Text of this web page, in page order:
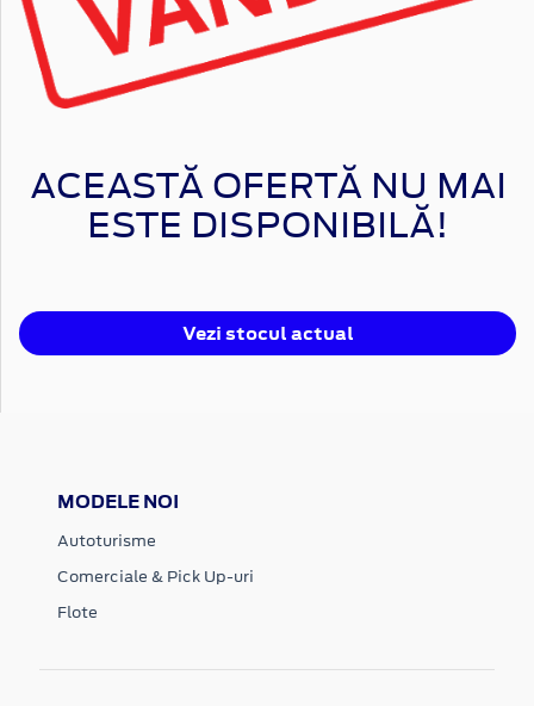
ACEASTĂ OFERTĂ NU MAI
ESTE DISPONIBILĂ!
Vezi stocul actual
MODELE NOI
Autoturisme
Comerciale & Pick Up-uri
Flote